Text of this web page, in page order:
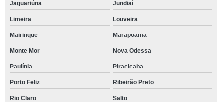
Jaguariúna Jundiaí
Limeira Louveira
Mairinque Marapoama
Monte Mor Nova Odessa
Paulínia Piracicaba
Porto Feliz Ribeirão Preto
Rio Claro Salto